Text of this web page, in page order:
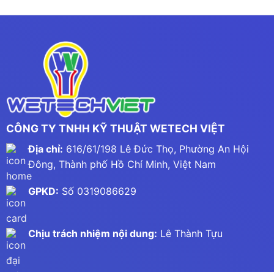
CÔNG TY TNHH KỸ THUẬT WETECH VIỆT
Địa chỉ: 616/61/198 Lê Đức Thọ, Phường An Hội
Đông, Thành phố Hồ Chí Minh, Việt Nam
GPKD: Số 0319086629
Chịu trách nhiệm nội dung: Lê Thành Tựu